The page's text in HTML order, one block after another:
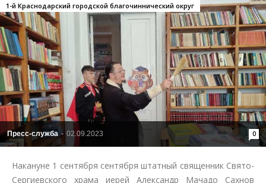
Пресс-служба - 02.09.2023 0
1-й Краснодарский городской благочиннический округ
Накануне 1 сентября сентября штатный священник Свято-
Сергиевского храма иерей Александр Мачадо Сахнов